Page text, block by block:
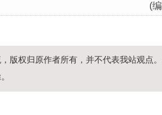
(
版权归原作者所有，并不代表我站观点